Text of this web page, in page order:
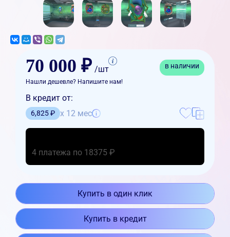
70 000 ₽ /шт в наличии
Нашли дешевле? Напишите нам!
В кредит от:
6,825 ₽ x 12 мес
4 платежа по 18375 ₽
Купить в один клик
Купить в кредит